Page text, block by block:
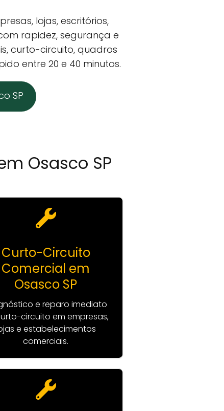
lojas, escritórios,
rapidez, segurança e
curto-circuito, quadros
entre 20 e 40 minutos.
SP
Osasco SP
Curto-Circuito
Comercial em
Osasco SP
e reparo imediato
circuito em empresas,
e estabelecimentos
comerciais.